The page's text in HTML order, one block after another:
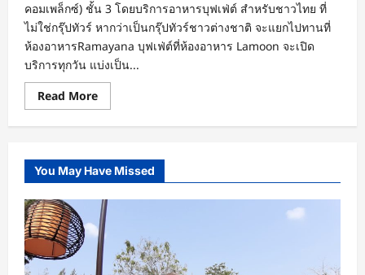
คอมเพล็กซ์) ชั้น 3 โดยบริการอาหารบุฟเฟ่ต์ สำหรับชาวไทย ที่
ไม่ใช่กรุ๊ปทัวร์ หากว่าเป็นกรุ๊ปทัวร์ชาวต่างชาติ จะแยกไปทานที่
ห้องอาหารRamayana บุฟเฟ่ต์ที่ห้องอาหาร Lamoon จะเปิด
บริการทุกวัน แบ่งเป็น...
Read MoreRead
more
Buffet
อาหาร
Lamoon(ลา
มูน)
@kingpower
อาหาร
นานาชาติ
หลาก
หลาย
ความ
อร่อย
You May Have Missed